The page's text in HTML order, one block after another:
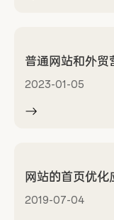
普通网站和外贸
2023-01-05
网站的首页优化
2019-07-04